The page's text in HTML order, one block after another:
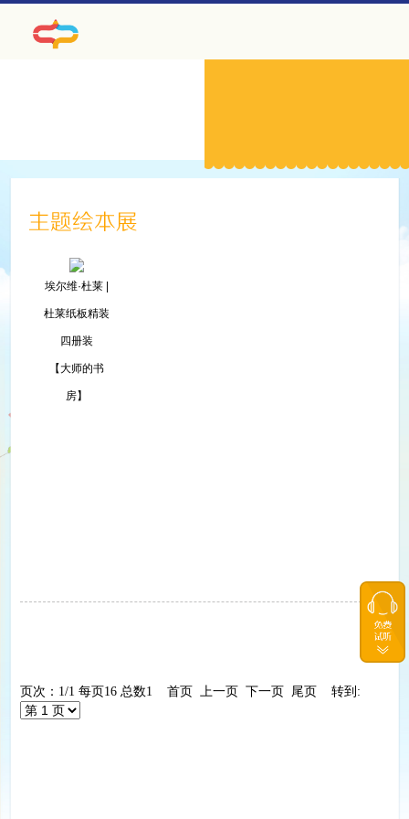
埃尔维·杜莱 |
杜莱纸板精装
四册装
【大师的书
房】
页次：1/1 每页16 总数1 首页 上一页 下一页 尾页 转到: